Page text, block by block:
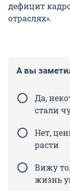
дефицит
отраслях».
А вы
Да,
стали
Нет,
расти
Вижу
жизнь